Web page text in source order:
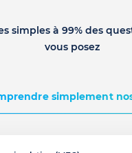
simples à 99% des
vous posez
simplement